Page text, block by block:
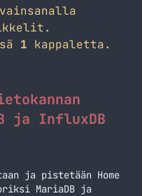
1 kappaletta.
ja InfluxDB
ja pistetään Home
MariaDB ja